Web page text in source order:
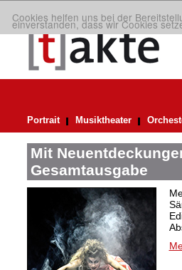
Cookies helfen uns bei der
einverstanden, dass wir Cookies
Portrait Musiktheater
Mit
Gesamtausgabe